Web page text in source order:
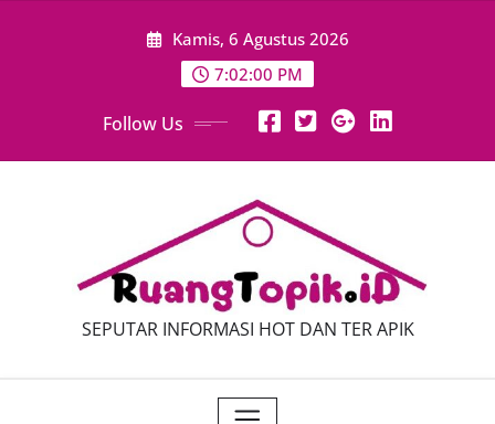
Kamis, 6 Agustus 2026
7:02:01 PM
Follow Us
SEPUTAR INFORMASI HOT DAN TER APIK